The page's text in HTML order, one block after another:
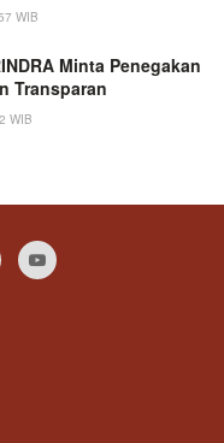
WIB
Minta Penegakan
Transparan
WIB